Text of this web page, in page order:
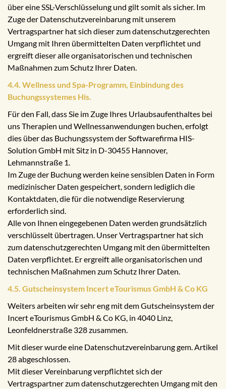
über eine SSL-Verschlüsselung und gilt somit als sicher. Im
Zuge der Datenschutzvereinbarung mit unserem
Vertragspartner hat sich dieser zum datenschutzgerechten
Umgang mit Ihren übermittelten Daten verpflichtet und
ergreift dieser alle organisatorischen und technischen
Maßnahmen zum Schutz Ihrer Daten.
4.4. Wellness und Spa-Programm, Einbindung des
Buchungssystemes His.
Für den Fall, dass Sie im Zuge Ihres Urlaubsaufenthaltes bei
uns Therapien und Wellnessanwendungen buchen, erfolgt
dies über das Buchungssystem der Softwarefirma HIS-
Solution GmbH mit Sitz in D-30455 Hannover,
Lehmannstraße 1.
Im Zuge der Buchung werden keine sensiblen Daten in Form
medizinischer Daten gespeichert, sondern lediglich die
Kontaktdaten, die für die notwendige Reservierung
erforderlich sind.
Alle von Ihnen eingegebenen Daten werden grundsätzlich
verschlüsselt übertragen. Unser Vertragspartner hat sich
zum datenschutzgerechten Umgang mit den übermittelten
Daten verpflichtet. Er ergreift alle organisatorischen und
technischen Maßnahmen zum Schutz Ihrer Daten.
4.5. Gutscheinsystem Incert eTourismus GmbH & Co KG
Weiters arbeiten wir sehr eng mit dem Gutscheinsystem der
Incert eTourismus GmbH & Co KG, in 4040 Linz,
Leonfeldnerstraße 328 zusammen.
Mit dieser wurde eine Datenschutzvereinbarung gem. Artikel
28 abgeschlossen.
Mit dieser Vereinbarung verpflichtet sich der
Vertragspartner zum datenschutzgerechten Umgang mit den